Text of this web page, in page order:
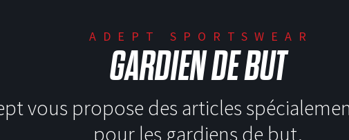
ADEPT SPORTSWEAR
GARDIEN DE BUT
vous propose des articles
pour les gardiens de but.